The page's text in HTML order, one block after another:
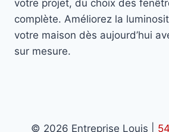
votre projet, du choix des
complète. Améliorez la
votre maison dès aujourd’hui
sur mesure.
© 2026 Entreprise Louis |